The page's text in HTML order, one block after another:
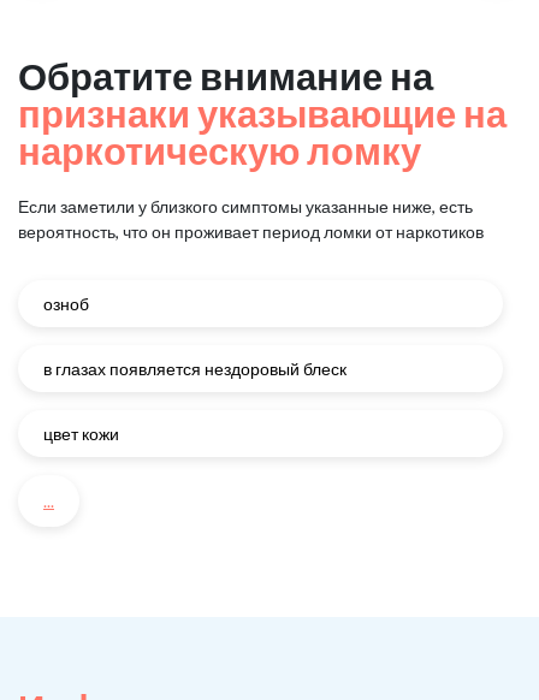
Обратите внимание на
признаки указывающие на
наркотическую ломку
Если заметили у близкого симптомы указанные ниже, есть
вероятность, что он проживает период ломки от наркотиков
озноб
в глазах появляется нездоровый блеск
цвет кожи
...